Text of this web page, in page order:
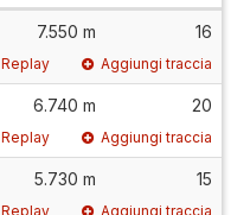
7.550 m 16
Replay Aggiungi traccia
6.740 m 20
Replay Aggiungi traccia
5.730 m 15
Replay Aggiungi traccia